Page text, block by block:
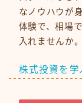
なノウハウが
体験で、相場
入れませんか。
株式投資を